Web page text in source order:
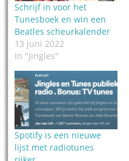
Schrijf in voor het
Tunesboek en win een
Beatles scheurkalender
13 juni 2022
In "Jingles"
Spotify is een nieuwe
lijst met radiotunes